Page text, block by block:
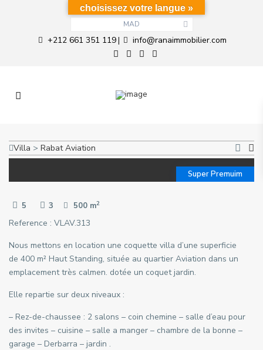
MAD
+212 661 351 119| info@ranaimmobilier.com
Villa > Rabat Aviation
Super Premuim
5 3 500 m2
Reference : VLAV.313
Nous mettons en location une coquette villa d’une superficie
de 400 m² Haut Standing, située au quartier Aviation dans un
emplacement très calmen. dotée un coquet jardin.
Elle repartie sur deux niveaux :
– Rez-de-chaussee : 2 salons – coin chemine – salle d’eau pour
des invites – cuisine – salle a manger – chambre de la bonne –
garage – Derbarra – jardin .
choisissez votre langue »